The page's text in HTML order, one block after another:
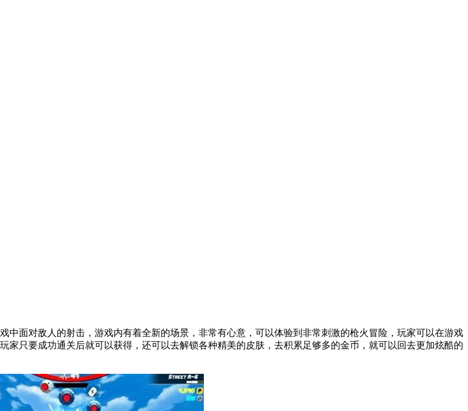
戏中面对敌人的射击，游戏内有着全新的场景，非常有心意，可以体验到非常刺激的枪火冒险，玩家可以在游戏
只要成功通关后就可以获得，还可以去解锁各种精美的皮肤，去积累足够多的金币，就可以回去更加炫酷的